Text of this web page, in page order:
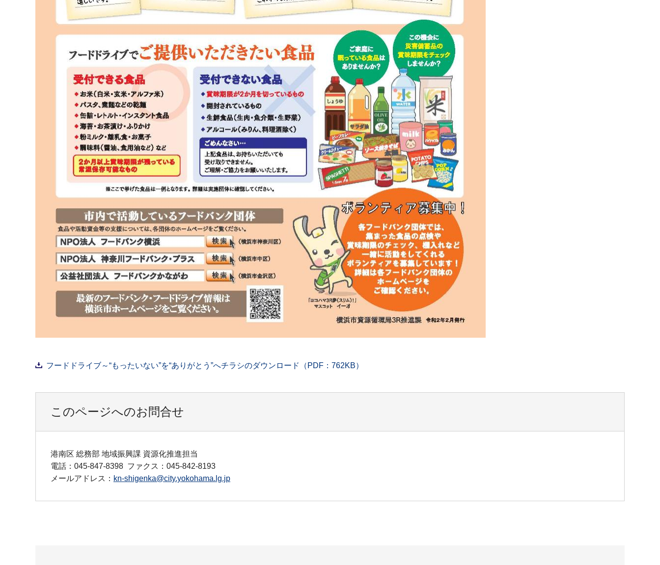
フードドライブ～“もったいない”を“ありがとう”へチラシのダウンロード（PDF：762KB）
このページへのお問合せ
港南区 総務部 地域振興課 資源化推進担当
電話：045-847-8398 ファクス：045-842-8193
メールアドレス： kn-shigenka@city.yokohama.lg.jp